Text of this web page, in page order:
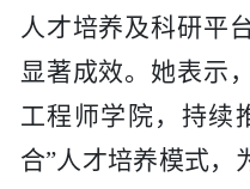
人才培养及科研平
显著成效。她表示
工程师学院，持续
合”人才培养模式，